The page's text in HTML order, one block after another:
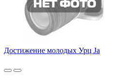
Достижение молодых Урц Ja